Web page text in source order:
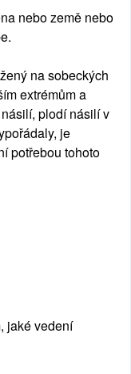
nebo země nebo
na sobeckých
extrémům a
plodí násilí v
je
potřebou tohoto
jaké vedení